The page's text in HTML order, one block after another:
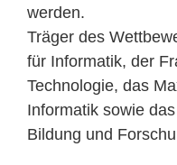
werden.
Träger des
für Informatik, der
Technologie, das
Informatik sowie
Bildung und